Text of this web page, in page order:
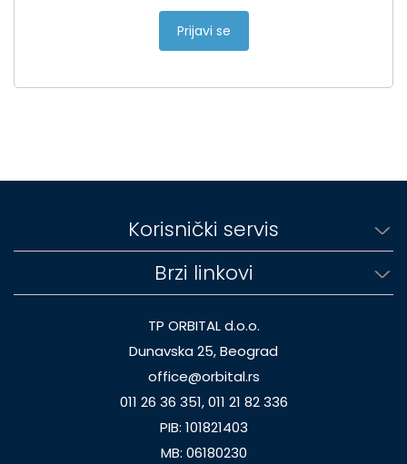
Prijavi se
Korisnički servis
Brzi linkovi
TP ORBITAL d.o.o.
Dunavska 25, Beograd
office@orbital.rs
011 26 36 351, 011 21 82 336
PIB: 101821403
MB: 06180230